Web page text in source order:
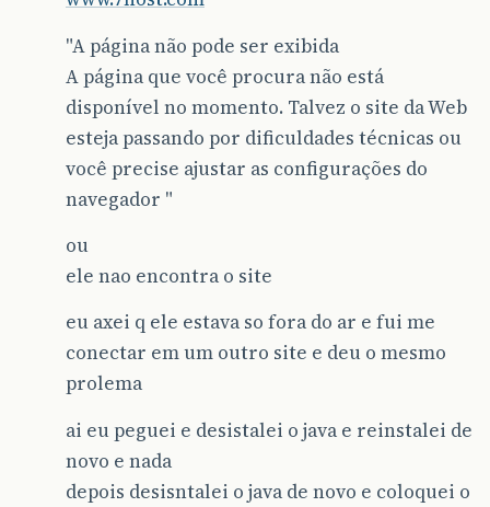
"A página não pode ser exibida
A página que você procura não está
disponível no momento. Talvez o site da Web
esteja passando por dificuldades técnicas ou
você precise ajustar as configurações do
navegador "
ou
ele nao encontra o site
eu axei q ele estava so fora do ar e fui me
conectar em um outro site e deu o mesmo
prolema
ai eu peguei e desistalei o java e reinstalei de
novo e nada
depois desisntalei o java de novo e coloquei o